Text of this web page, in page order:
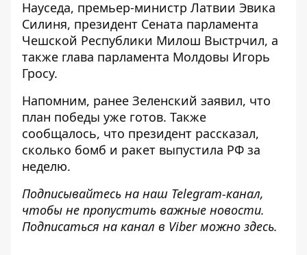
Науседа, премьер-министр Латвии Эвика
Силиня, президент Сената парламента
Чешской Республики Милош Выстрчил, а
также глава парламента Молдовы Игорь
Гросу.
Напомним, ранее Зеленский заявил, что
план победы уже готов. Также
сообщалось, что президент рассказал,
сколько бомб и ракет выпустила РФ за
неделю.
Подписывайтесь на наш Telegram-канал,
чтобы не пропустить важные новости.
Подписаться на канал в Viber можно здесь.